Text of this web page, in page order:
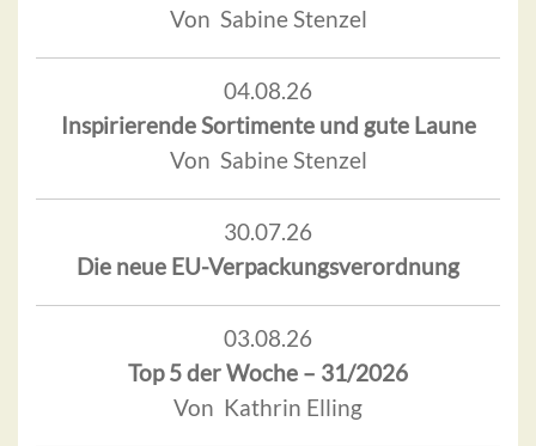
Von Sabine Stenzel
04.08.26
Inspirierende Sortimente und gute Laune
Von Sabine Stenzel
30.07.26
Die neue EU-Verpackungsverordnung
03.08.26
Top 5 der Woche – 31/2026
Von Kathrin Elling